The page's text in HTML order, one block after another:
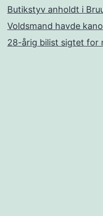
Butikstyv anholdt i
Voldsmand havde
28-årig bilist sigtet for